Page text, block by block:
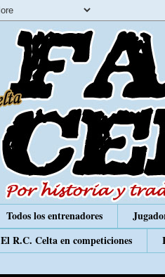
Todos los entrenadores
El R.C. Celta en competiciones